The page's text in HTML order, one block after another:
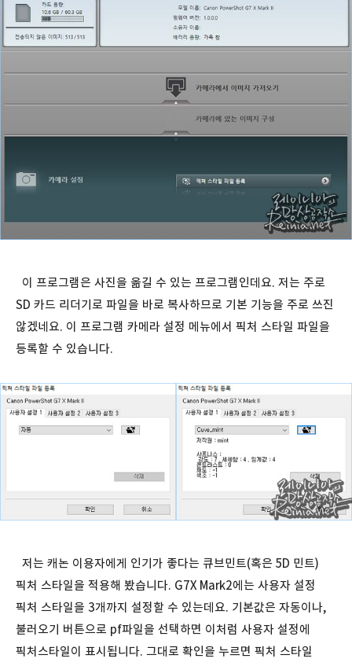
이 프로그램은 사진을 옮길 수 있는 프로그램인데요. 저는 주로
SD 카드 리더기로 파일을 바로 복사하므로 기본 기능을 주로 쓰진
않겠네요. 이 프로그램 카메라 설정 메뉴에서 픽처 스타일 파일을
등록할 수 있습니다.
저는 캐논 이용자에게 인기가 좋다는 큐브민트(혹은 5D 민트)
픽처 스타일을 적용해 봤습니다. G7X Mark2에는 사용자 설정
픽처 스타일을 3개까지 설정할 수 있는데요. 기본값은 자동이나,
불러오기 버튼으로 pf파일을 선택하면 이처럼 사용자 설정에
픽처스타일이 표시됩니다. 그대로 확인을 누르면 픽처 스타일